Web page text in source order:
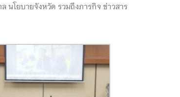
นโยบายจังหวัด รวมถึงภารกิจ ข่าวสาร